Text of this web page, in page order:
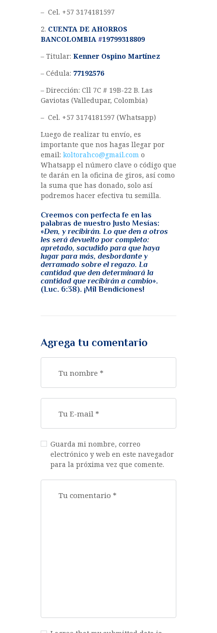
– Cel. +57 3174181597
2. CUENTA DE AHORROS
BANCOLOMBIA #19799318809
– Titular: Kenner Ospino Martínez
– Cédula: 77192576
– Dirección: Cll 7C # 19B-22 B. Las
Gaviotas (Valledupar, Colombia)
– Cel. +57 3174181597 (Whatsapp)
Luego de realizar tu envío, es
importante que nos hagas llegar por
email: koltorahco@gmail.com o
Whatsapp el número clave o código que
te darán en la oficina de giros, así como
la suma que has donado, solo así
podremos hacer efectiva tu semilla.
Creemos con perfecta fe en las
palabras de nuestro Justo Mesías:
«Den, y recibirán. Lo que den a otros
les será devuelto por completo:
apretado, sacudido para que haya
lugar para más, desbordante y
derramado sobre el regazo. La
cantidad que den determinará la
cantidad que recibirán a cambio».
(Luc. 6:38). ¡Mil Bendiciones!
Agrega tu comentario
Guarda mi nombre, correo
electrónico y web en este navegador
para la próxima vez que comente.